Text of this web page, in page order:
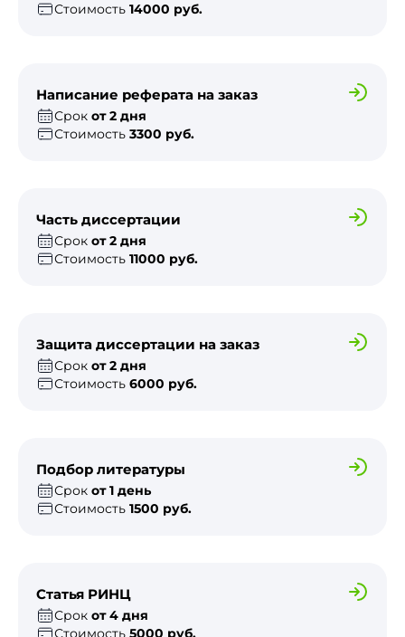
Стоимость 14000 руб.
Написание реферата на заказ
Срок от 2 дня
Стоимость 3300 руб.
Часть диссертации
Срок от 2 дня
Стоимость 11000 руб.
Защита диссертации на заказ
Срок от 2 дня
Стоимость 6000 руб.
Подбор литературы
Срок от 1 день
Стоимость 1500 руб.
Статья РИНЦ
Срок от 4 дня
Стоимость 5000 руб.